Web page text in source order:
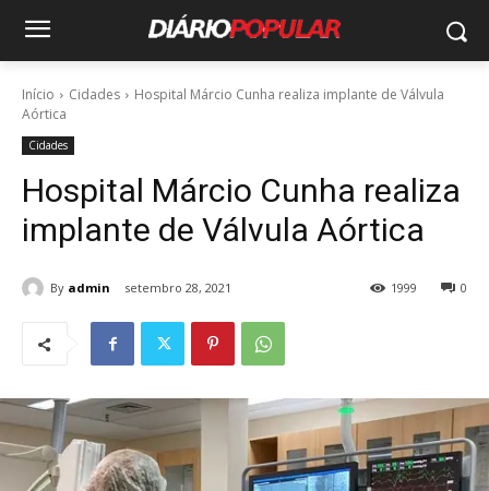
Início Cidades
Hospital Márcio Cunha realiza implante de Válvula
Aórtica
Cidades
Hospital Márcio Cunha realiza
implante de Válvula Aórtica
By admin setembro 28, 2021 0
1999